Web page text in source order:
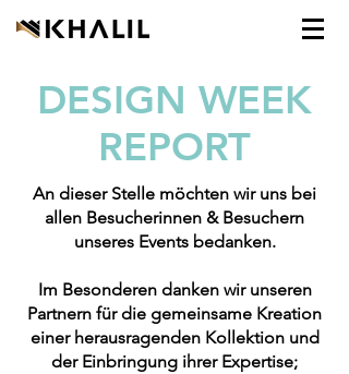
DESIGN WEEK
REPORT
An dieser Stelle möchten wir uns bei
allen Besucherinnen & Besuchern
unseres Events bedanken.
Im Besonderen danken wir unseren
Partnern für die gemeinsame Kreation
einer herausragenden Kollektion und
der Einbringung ihrer Expertise;